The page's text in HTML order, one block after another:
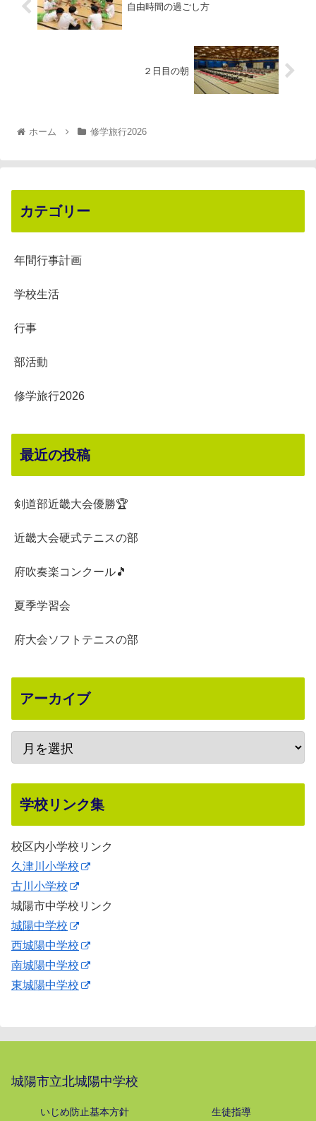
自由時間の過ごし方
２日目の朝
ホーム 修学旅行2026
カテゴリー
年間行事計画
学校生活
行事
部活動
修学旅行2026
最近の投稿
剣道部近畿大会優勝🏆
近畿大会硬式テニスの部
府吹奏楽コンクール🎵
夏季学習会
府大会ソフトテニスの部
アーカイブ
学校リンク集
校区内小学校リンク
久津川小学校
古川小学校
城陽市中学校リンク
城陽中学校
西城陽中学校
南城陽中学校
東城陽中学校
城陽市立北城陽中学校
いじめ防止基本方針 生徒指導